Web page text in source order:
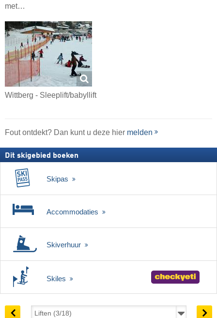
met…
Wittberg - Sleeplift/babyllift
Fout ontdekt? Dan kunt u deze hier melden
Dit skigebied boeken
Skipas
Accommodaties
Skiverhuur
Skiles